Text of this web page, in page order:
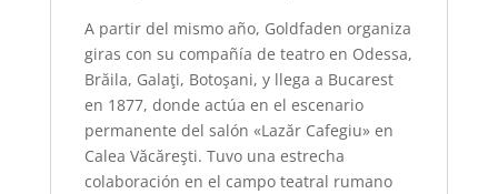
A partir del mismo año, Goldfaden organiza
giras con su compañía de teatro en Odessa,
Brăila, Galaţi, Botoşani, y llega a Bucarest
en 1877, donde actúa en el escenario
permanente del salón «Lazăr Cafegiu» en
Calea Văcăreşti. Tuvo una estrecha
colaboración en el campo teatral rumano